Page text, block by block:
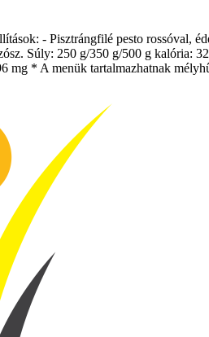
- Pisztrángfilé pesto rossóval,
Súly: 250 g/350 g/500 g kalória:
mg * A menük tartalmazhatnak